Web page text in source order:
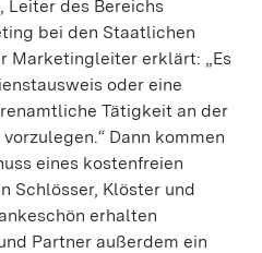
Leiter des Bereichs
bei den Staatlichen
Marketingleiter erklärt: „Es
oder eine
Tätigkeit an der
Dann kommen
eines kostenfreien
Schlösser, Klöster und
erhalten
Partner außerdem ein